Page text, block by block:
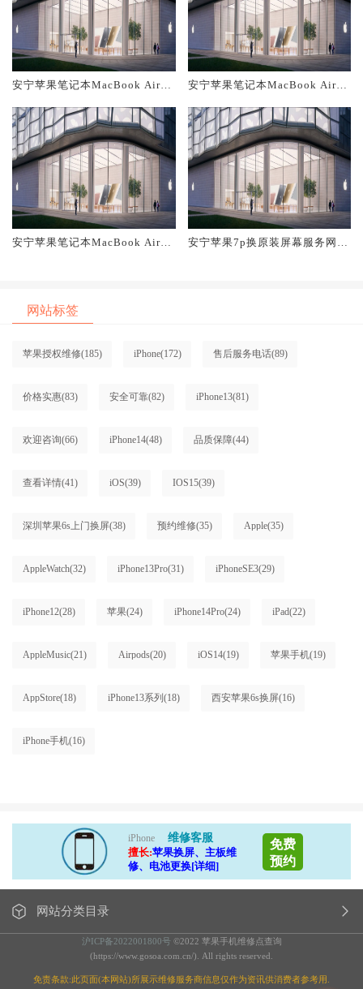
安宁苹果笔记本MacBook Air换
安宁苹果笔记本MacBook Air换
安宁苹果笔记本MacBook Air换
安宁苹果7p换原装屏幕服务网点
网站标签
苹果授权维修(185) iPhone(172) 售后服务电话(89)
价格实惠(83) 安全可靠(82) iPhone13(81)
欢迎咨询(66) iPhone14(48) 品质保障(44)
查看详情(41) iOS(39) IOS15(39)
深圳苹果6s上门换屏(38) 预约维修(35) Apple(35)
AppleWatch(32) iPhone13Pro(31) iPhoneSE3(29)
iPhone12(28) 苹果(24) iPhone14Pro(24) iPad(22)
AppleMusic(21) Airpods(20) iOS14(19) 苹果手机(19)
AppStore(18) iPhone13系列 (18) 西安苹果6s换屏(16)
iPhone手机(16)
iPhone
维修客服
擅长:苹果换屏、主板维
修、电池更换[详细]
免费
预约
网站分类目录
沪ICP备2022001800号 ©2022 苹果手机维修点查询
(https://www.gosoa.com.cn/). All rights reserved.
免责条款:此页面(本网站)所展示维修服务商信息仅作为资讯供消费者参考用.